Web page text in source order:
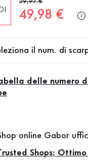
Nuovo
49,98 €
il num. di
delle numero
online Gabor
Shops: